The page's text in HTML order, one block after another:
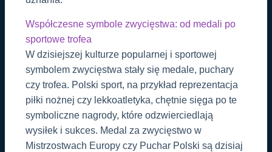
Współczesne symbole zwycięstwa: od medali po
sportowe trofea
W dzisiejszej kulturze popularnej i sportowej
symbolem zwycięstwa stały się medale, puchary
czy trofea. Polski sport, na przykład reprezentacja
piłki nożnej czy lekkoatletyka, chętnie sięga po te
symboliczne nagrody, które odzwierciedlają
wysiłek i sukces. Medal za zwycięstwo w
Mistrzostwach Europy czy Puchar Polski są dzisiaj